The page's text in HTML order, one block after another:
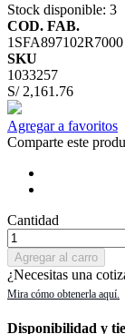
Stock disponible: 3
COD. FAB.
1SFA897102R7000
SKU
1033257
S/ 2,161.76
Agregar a favoritos
Comparte este
Cantidad
Agregar al carro
¿Necesitas una
Disponibilidad y